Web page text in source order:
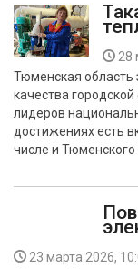
28
Тюменская область
качества
лидеров
достижениях есть
числе и Тюменского
23 марта 2026,